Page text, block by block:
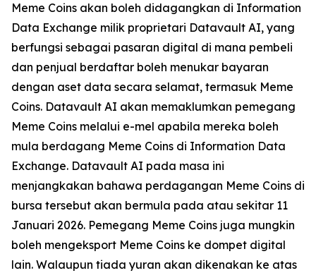
Meme Coins akan boleh didagangkan di Information
Data Exchange milik proprietari Datavault AI, yang
berfungsi sebagai pasaran digital di mana pembeli
dan penjual berdaftar boleh menukar bayaran
dengan aset data secara selamat, termasuk Meme
Coins. Datavault AI akan memaklumkan pemegang
Meme Coins melalui e-mel apabila mereka boleh
mula berdagang Meme Coins di Information Data
Exchange. Datavault AI pada masa ini
menjangkakan bahawa perdagangan Meme Coins di
bursa tersebut akan bermula pada atau sekitar 11
Januari 2026. Pemegang Meme Coins juga mungkin
boleh mengeksport Meme Coins ke dompet digital
lain. Walaupun tiada yuran akan dikenakan ke atas